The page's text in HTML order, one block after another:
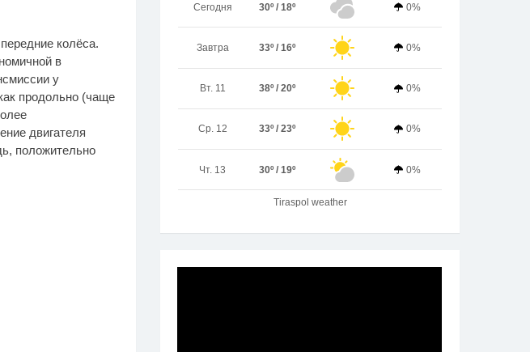
колёса.
в
у
продольно (чаще
двигателя
положительно
Сегодня 30º / 18º 0%
Завтра 33º / 16º 0%
Вт. 11 38º / 20º 0%
Ср. 12 33º / 23º 0%
Чт. 13 30º / 19º 0%
Tiraspol weather